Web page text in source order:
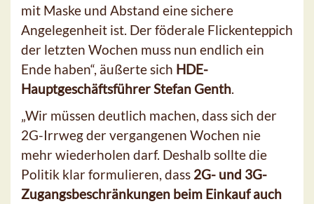
mit Maske und Abstand eine sichere
Angelegenheit ist. Der föderale Flickenteppich
der letzten Wochen muss nun endlich ein
Ende haben“, äußerte sich HDE-
Hauptgeschäftsführer Stefan Genth.
„Wir müssen deutlich machen, dass sich der
2G-Irrweg der vergangenen Wochen nie
mehr wiederholen darf. Deshalb sollte die
Politik klar formulieren, dass 2G- und 3G-
Zugangsbeschränkungen beim Einkauf auch